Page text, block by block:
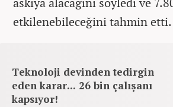
etkilenebileceğini tahmin etti.
Teknoloji devinden tedirgin
eden karar... 26 bin çalışanı
kapsıyor!